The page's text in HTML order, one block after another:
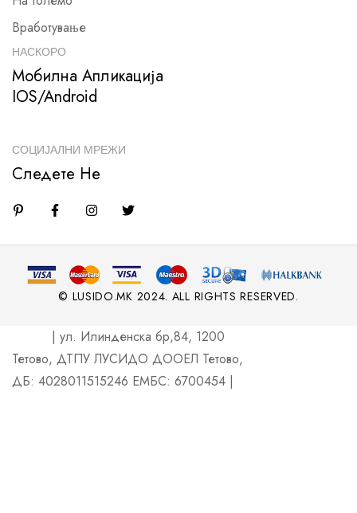
Вработување
НАСКОРО
Мобилна Апликација
IOS/Android
СОЦИЈАЛНИ МРЕЖИ
Следете Не
© LUSIDO.MK 2024. ALL RIGHTS RESERVED.
| ул. Илинденска бр,84, 1200
Тетово, ДТПУ ЛУСИДО ДООЕЛ Тетово,
ДБ: 4028011515246 ЕМБС: 6700454 |